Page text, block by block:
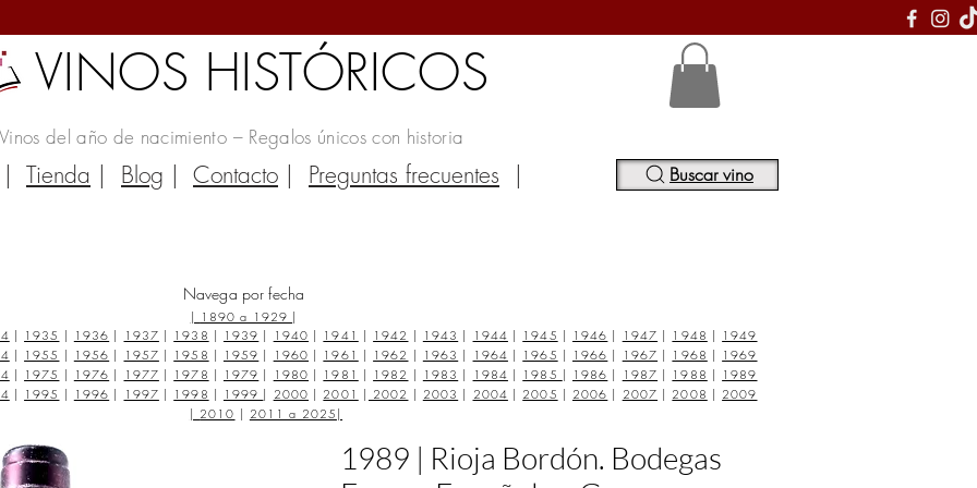
VINOS HISTÓRICOS
Vinos del año de nacimiento – Regalos únicos con historia
| Tienda | Blog | Contacto | Preguntas frecuentes | Buscar vino
Navega por fecha
| 1890 a 1929 |
| 1935 | 1936 | 1937 | 1938 | 1939 | 1940 | 1941 | 1942 | 1943 | 1944 | 1945 | 1946 | 1947 | 1948 | 1949
| 1955 | 1956 | 1957 | 1958 | 1959 | 1960 | 1961 | 1962 | 1963 | 1964 | 1965 | 1966 | 1967 | 1968 | 1969
| 1975 | 1976 | 1977 | 1978 | 1979 | 1980 | 1981 | 1982 | 1983 | 1984 | 1985 | 1986 | 1987 | 1988 | 1989
| 1995 | 1996 | 1997 | 1998 | 1999 | 2000 | 2001 | 2002 | 2003 | 2004 | 2005 | 2006 | 2007 | 2008 | 2009
| 2010 | 2011 a 2025 |
1989 | Rioja Bordón. Bodegas